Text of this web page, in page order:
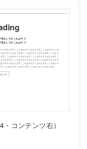
コンテンツ右）